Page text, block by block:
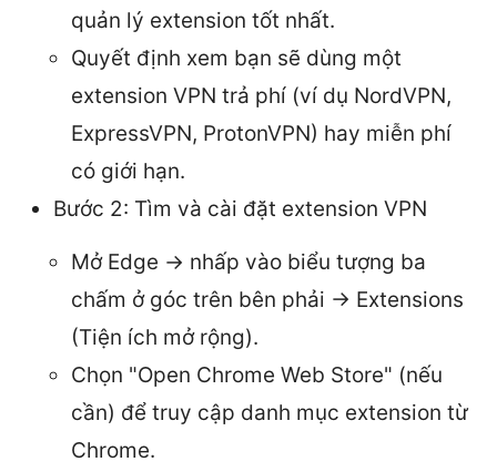
quản lý extension tốt nhất.
Quyết định xem bạn sẽ dùng một
extension VPN trả phí (ví dụ NordVPN,
ExpressVPN, ProtonVPN) hay miễn phí
có giới hạn.
Bước 2: Tìm và cài đặt extension VPN
Mở Edge -> nhấp vào biểu tượng ba
chấm ở góc trên bên phải -> Extensions
(Tiện ích mở rộng).
Chọn "Open Chrome Web Store" (nếu
cần) để truy cập danh mục extension từ
Chrome.